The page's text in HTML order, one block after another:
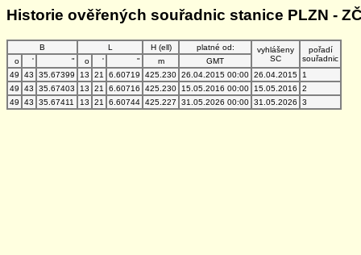
Historie ověřených souřadnic stanice PLZN -
B L H (ell) platné od:
vyhlášeny
SC
pořadí
souřadnic
o ' " o ' " m
GMT
49
43 35.67399 13 21 6.60719 425.230 26.04.2015 00:00 26.04.2015
1
49
43 35.67403 13 21 6.60716 425.230 15.05.2016 00:00 15.05.2016
2
49
43 35.67411 13 21 6.60744 425.227 31.05.2026 00:00 31.05.2026 3